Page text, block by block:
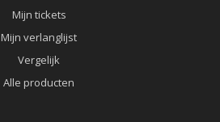
Mijn tickets
Mijn verlanglijst
Vergelijk
Alle producten